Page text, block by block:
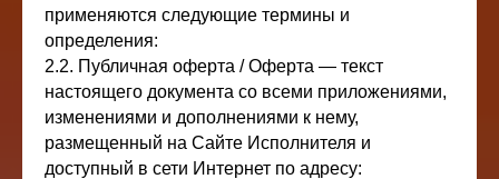
применяются следующие термины и
определения:
2.2. Публичная оферта / Оферта — текст
настоящего документа со всеми приложениями,
изменениями и дополнениями к нему,
размещенный на Сайте Исполнителя и
доступный в сети Интернет по адресу: